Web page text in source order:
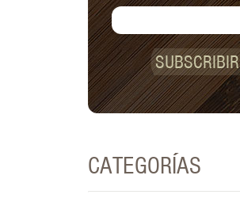
SUBSCRIBIR
CATEGORÍAS